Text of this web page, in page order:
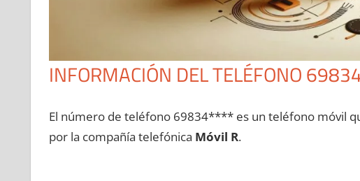
INFORMACIÓN DEL TELÉFONO
El número dе teléfono 69834**** es un teléfono móvil
pοr la compañía telefónica Móvil R.